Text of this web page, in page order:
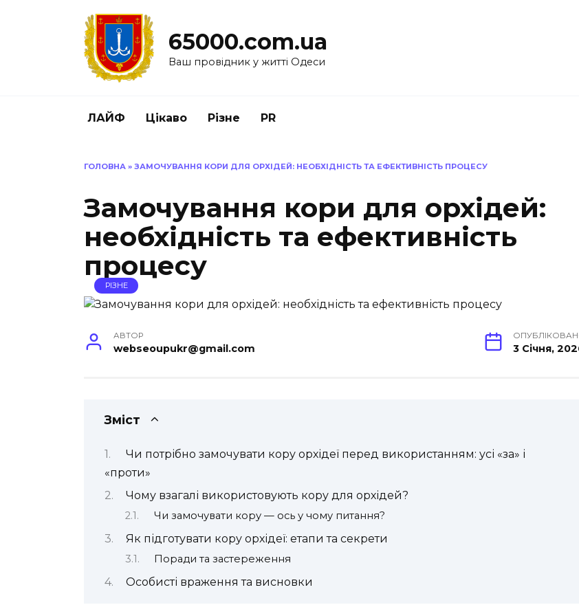
65000.com.ua
Ваш провідник у житті Одеси
ЛАЙФ Цікаво Різне PR
ГОЛОВНА » ЗАМОЧУВАННЯ КОРИ ДЛЯ ОРХІДЕЙ: НЕОБХІДНІСТЬ ТА ЕФЕКТИВНІСТЬ ПРОЦЕСУ
Замочування кори для орхідей:
необхідність та ефективність
процесу
РІЗНЕ
АВТОР
webseoupukr@gmail.com 3 Січня,
Зміст
Чи потрібно замочувати кору орхідеї перед використанням: усі «за» і
«проти»
Чому взагалі використовують кору для орхідей?
Чи замочувати кору — ось у чому питання?
Як підготувати кору орхідеї: етапи та секрети
Поради та застереження
Особисті враження та висновки